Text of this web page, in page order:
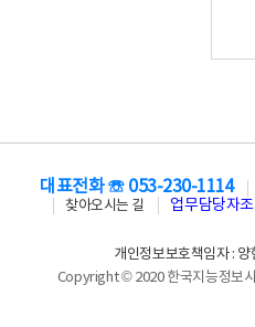
대표전화 ☏ 053-230-1114
찾아오시는 길
업무담당자조
개인정보보호책임자 :
Copyright © 2020 한국지능정보